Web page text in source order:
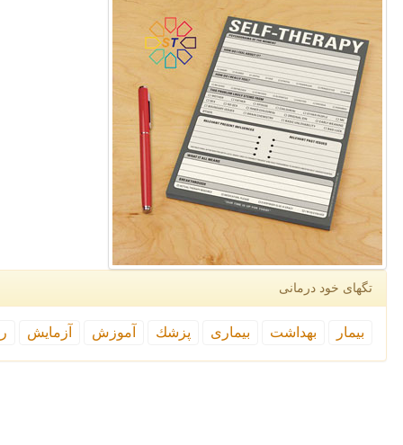
تگهای خود درمانی
بیمار بهداشت بیماری پزشك آموزش آزمایش